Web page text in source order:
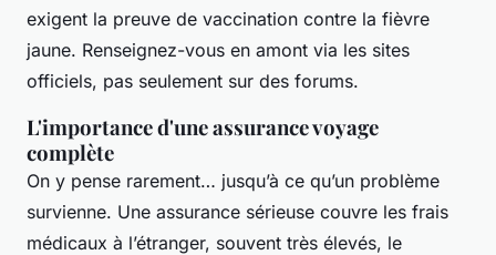
exigent la preuve de vaccination contre la fièvre
jaune. Renseignez-vous en amont via les sites
officiels, pas seulement sur des forums.
L'importance d'une assurance voyage
complète
On y pense rarement… jusqu’à ce qu’un problème
survienne. Une assurance sérieuse couvre les frais
médicaux à l’étranger, souvent très élevés, le